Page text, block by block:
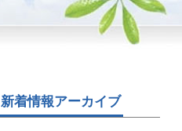
新着情報アーカイブ